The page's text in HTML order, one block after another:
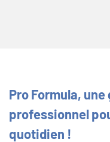
Pro Formula,
professionnel
quotidien !